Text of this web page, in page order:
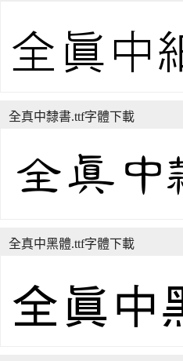
全真中隸書.ttf字體下載
全真中黑體.ttf字體下載